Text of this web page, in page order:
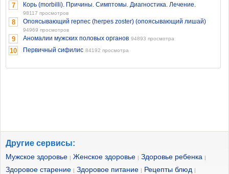
7 Корь (morbilli). Причины. Симптомы. Диагностика. Лечение.
98117 просмотров
8 Опоясывающий герпес (herpes zoster) (опоясывающий лишай)
94969 просмотров
9 Аномалии мужских половых органов 94893 просмотра
10 Первичный сифилис 84192 просмотра
Другие сервисы:
Мужское здоровье | Женское здоровье | Здоровье ребенка |
Здоровое старение | Здоровое питание | Рецепты блюд |